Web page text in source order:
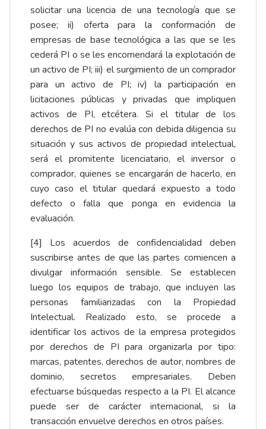
solicitar una licencia de una tecnología que se
posee; ii) oferta para la conformación de
empresas de base tecnológica a las que se les
cederá PI o se les encomendará la explotación de
un activo de PI; iii) el surgimiento de un comprador
para un activo de PI; iv) la participación en
licitaciones públicas y privadas que impliquen
activos de PI, etcétera. Si el titular de los
derechos de PI no evalúa con debida diligencia su
situación y sus activos de propiedad intelectual,
será el promitente licenciatario, el inversor o
comprador, quienes se encargarán de hacerlo, en
cuyo caso el titular quedará expuesto a todo
defecto o falla que ponga en evidencia la
evaluación.
[4] Los acuerdos de confidencialidad deben
suscribirse antes de que las partes comiencen a
divulgar información sensible. Se establecen
luego los equipos de trabajo, que incluyen las
personas familiarizadas con la Propiedad
Intelectual. Realizado esto, se procede a
identificar los activos de la empresa protegidos
por derechos de PI para organizarla por tipo:
marcas, patentes, derechos de autor, nombres de
dominio, secretos empresariales. Deben
efectuarse búsquedas respecto a la PI. El alcance
puede ser de carácter internacional, si la
transacción envuelve derechos en otros países.